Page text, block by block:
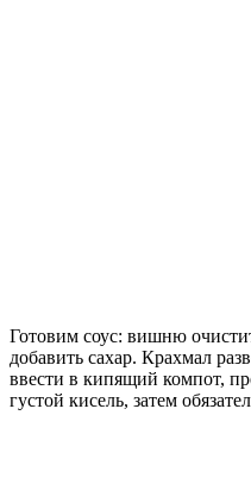
Готовим соус: вишню
добавить сахар. Крахмал
ввести в кипящий компот,
густой кисель, затем